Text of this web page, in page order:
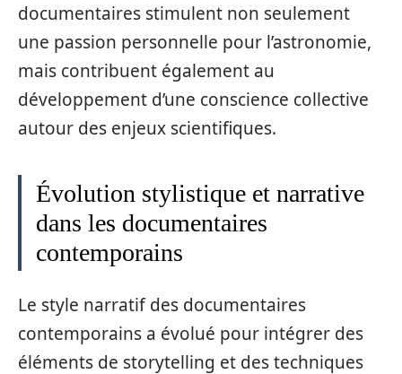
documentaires stimulent non seulement
une passion personnelle pour l’astronomie,
mais contribuent également au
développement d’une conscience collective
autour des enjeux scientifiques.
Évolution stylistique et narrative
dans les documentaires
contemporains
Le style narratif des documentaires
contemporains a évolué pour intégrer des
éléments de storytelling et des techniques